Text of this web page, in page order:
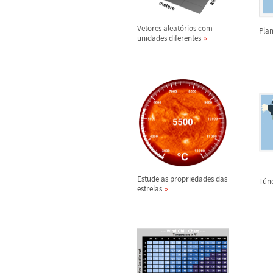
Vetores aleatórios com
unidades diferentes
Estude as propriedades das
estrelas
Tú